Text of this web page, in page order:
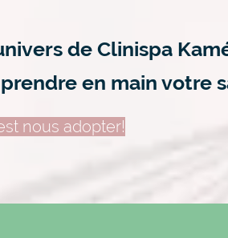
de Clinispa
en main votre
nous adopter!